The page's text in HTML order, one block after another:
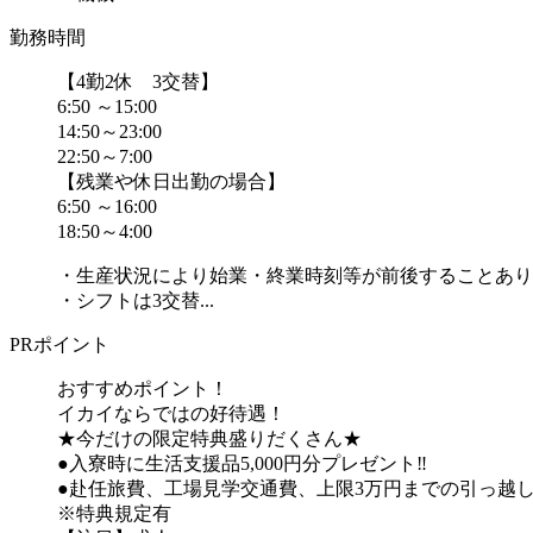
勤務時間
【4勤2休 3交替】
6:50 ～15:00
14:50～23:00
22:50～7:00
【残業や休日出勤の場合】
6:50 ～16:00
18:50～4:00
・生産状況により始業・終業時刻等が前後することあり
・シフトは3交替...
PRポイント
おすすめポイント！
イカイならではの好待遇！
★今だけの限定特典盛りだくさん★
●入寮時に生活支援品5,000円分プレゼント‼
●赴任旅費、工場見学交通費、上限3万円までの引っ越
※特典規定有